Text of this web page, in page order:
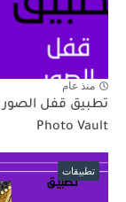
منذ عام
Photo Vault
تطبيقات